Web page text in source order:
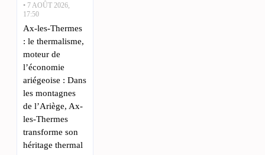
• 7 AOÛT 2026,
17:50
Ax-les-Thermes
: le thermalisme,
moteur de
l’économie
ariégeoise : Dans
les montagnes
de l’Ariège, Ax-
les-Thermes
transforme son
héritage thermal